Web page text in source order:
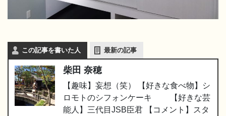
この記事を書いた人 最新の記事
柴田 奈穂
【趣味】妄想（笑） 【好きな食べ物】シ
ロモトのシフォンケーキ 【好きな芸
能人】三代目JSB臣君 【コメント】スタ